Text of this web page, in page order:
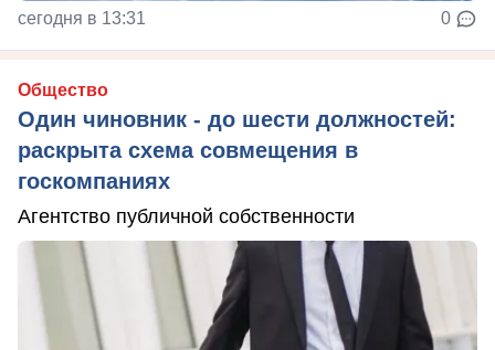
сегодня в 13:31 0
Общество
Один чиновник - до шести должностей:
раскрыта схема совмещения в
госкомпаниях
Агентство публичной собственности